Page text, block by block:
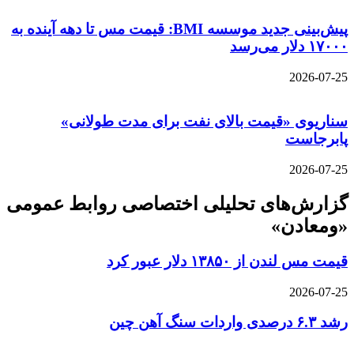
پیش‌بینی جدید موسسه BMI: قیمت مس تا دهه آینده به
۱۷۰۰۰ دلار می‌رسد
2026-07-25
سناریوی «قیمت بالای نفت برای مدت طولانی»
پابرجاست
2026-07-25
گزارش‌های تحلیلی اختصاصی روابط عمومی
«ومعادن»
قیمت مس لندن از ۱۳۸۵۰ دلار عبور کرد
2026-07-25
رشد ۶.۳ درصدی واردات سنگ آهن چین